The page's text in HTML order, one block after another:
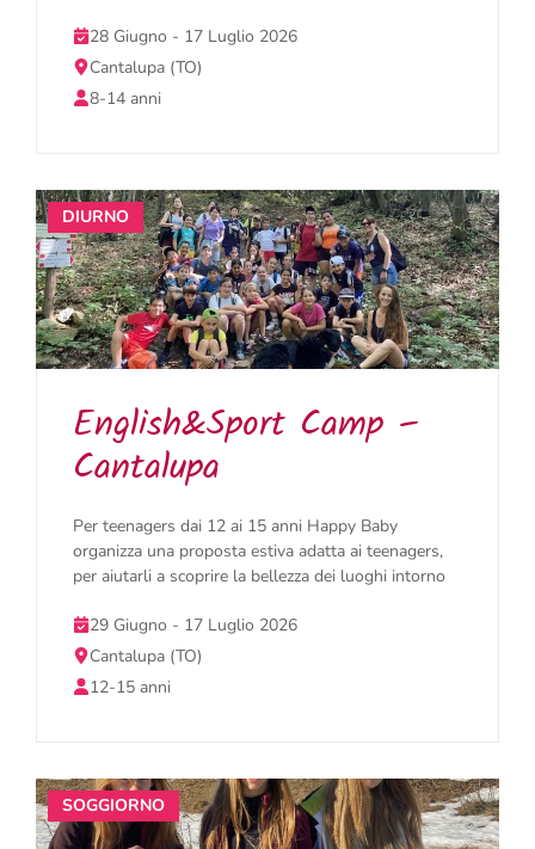
28 Giugno - 17 Luglio 2026
Cantalupa (TO)
8-14 anni
DIURNO
English&Sport Camp –
Cantalupa
Per teenagers dai 12 ai 15 anni Happy Baby
organizza una proposta estiva adatta ai teenagers,
per aiutarli a scoprire la bellezza dei luoghi intorno
29 Giugno - 17 Luglio 2026
Cantalupa (TO)
12-15 anni
SOGGIORNO